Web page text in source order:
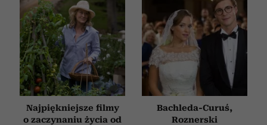
Najpiękniejsze filmy
o zaczynaniu życia od
Bachleda-Curuś,
Roznerski